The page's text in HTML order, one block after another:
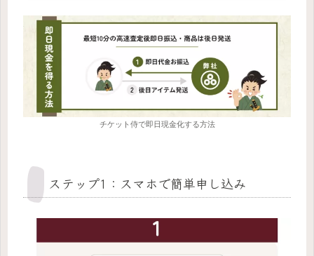
チケット侍で即日現金化する方法
ステップ1：スマホで簡単申し込み